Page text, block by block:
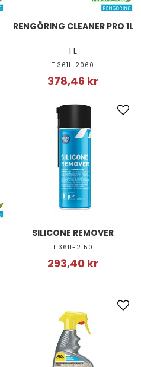
RENGÖRING CLEANER PRO 1L
1 L
TI3611-2060
378,46 kr
SILICONE REMOVER
TI3611-2150
293,40 kr